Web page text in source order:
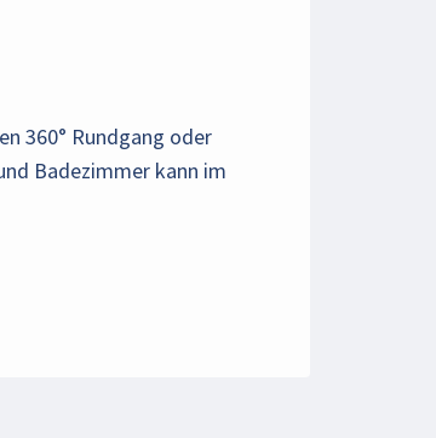
360° Rundgang oder
Badezimmer kann im